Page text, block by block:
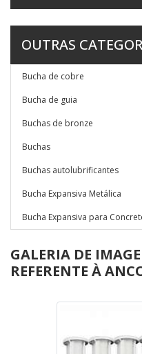
OUTRAS
Bucha de cobre
Bucha de guia
Buchas de bronze
Buchas
Buchas autolubrificantes
Bucha Expansiva Metálica
Bucha Expansiva para
GALERIA DE
REFERENTE À